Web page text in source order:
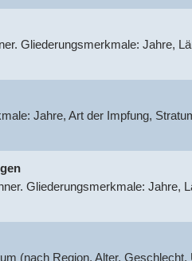
Gliederungsmerkmale: Jahre,
Jahre, Art der Impfung,
Gliederungsmerkmale: Jahre,
(nach Region, Alter,